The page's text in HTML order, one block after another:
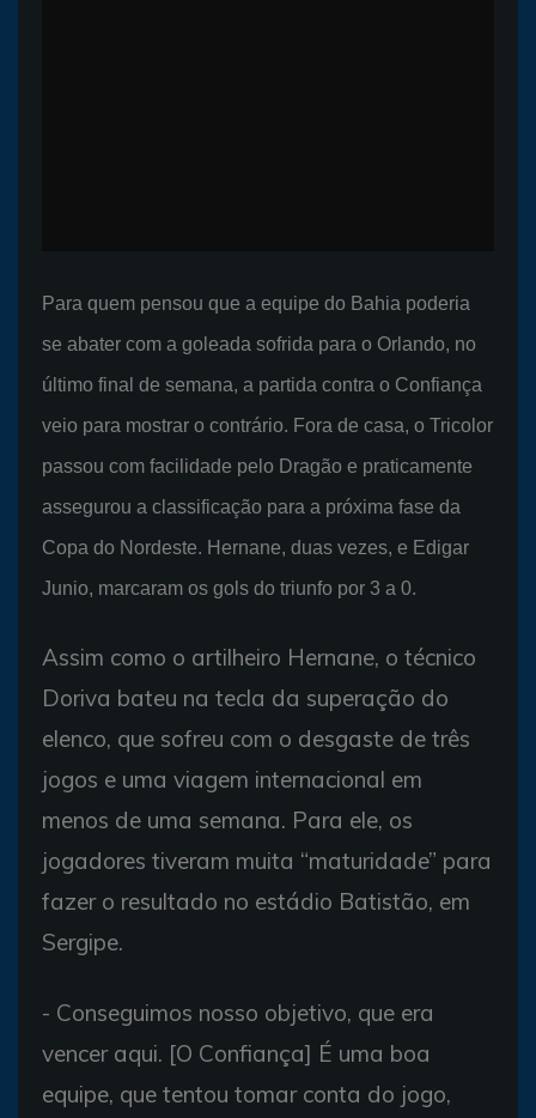
Para quem pensou que a equipe do Bahia poderia
se abater com a goleada sofrida para o Orlando, no
último final de semana, a partida contra o Confiança
veio para mostrar o contrário. Fora de casa, o Tricolor
passou com facilidade pelo Dragão e praticamente
assegurou a classificação para a próxima fase da
Copa do Nordeste. Hernane, duas vezes, e Edigar
Junio, marcaram os gols do triunfo por 3 a 0.
Assim como o artilheiro Hernane, o técnico
Doriva bateu na tecla da superação do
elenco, que sofreu com o desgaste de três
jogos e uma viagem internacional em
menos de uma semana. Para ele, os
jogadores tiveram muita “maturidade” para
fazer o resultado no estádio Batistão, em
Sergipe.
- Conseguimos nosso objetivo, que era
vencer aqui. [O Confiança] É uma boa
equipe, que tentou tomar conta do jogo,